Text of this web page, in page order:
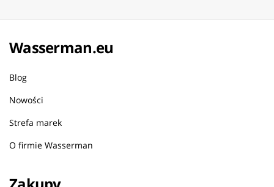
Wasserman.eu
Blog
Nowości
Strefa marek
O firmie Wasserman